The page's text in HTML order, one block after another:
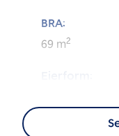
BRA:
69 m2